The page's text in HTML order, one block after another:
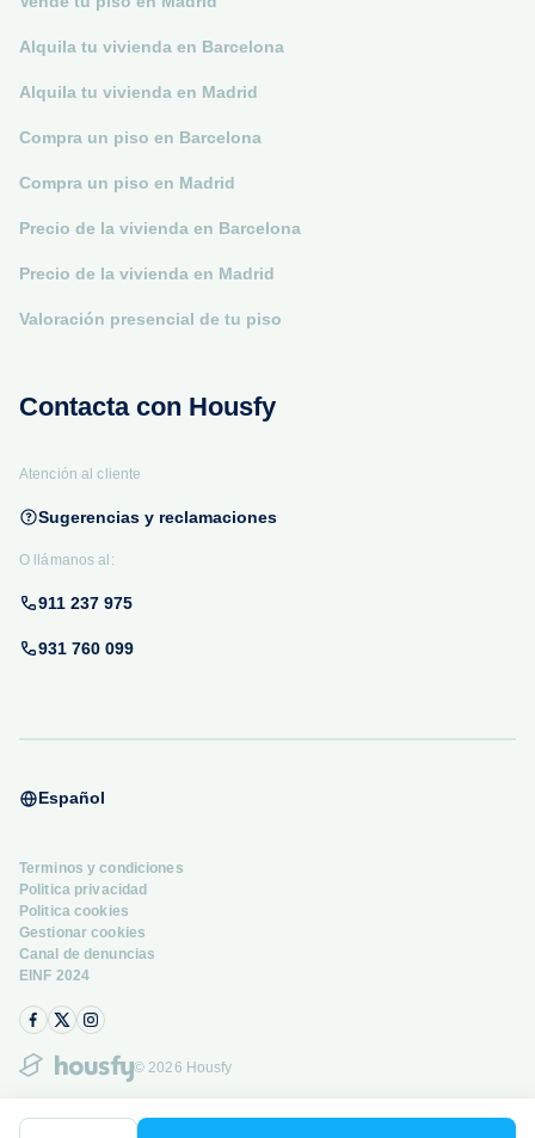
Alquila tu vivienda en Barcelona
Alquila tu vivienda en Madrid
Compra un piso en Barcelona
Compra un piso en Madrid
Precio de la vivienda en Barcelona
Precio de la vivienda en Madrid
Valoración presencial de tu piso
Contacta con Housfy
Atención al cliente
Sugerencias y reclamaciones
O llámanos al:
911 237 975
931 760 099
Español
© 2026 Housfy
Terminos y condiciones
Politica privacidad
Politica cookies
Gestionar cookies
Canal de denuncias
EINF 2024